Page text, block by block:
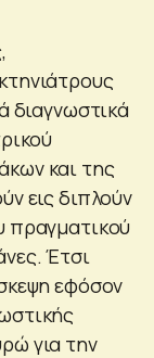
διαγνωστικά
και της
εις διπλούν
πραγματικού
Έτσι
εφόσον
για την